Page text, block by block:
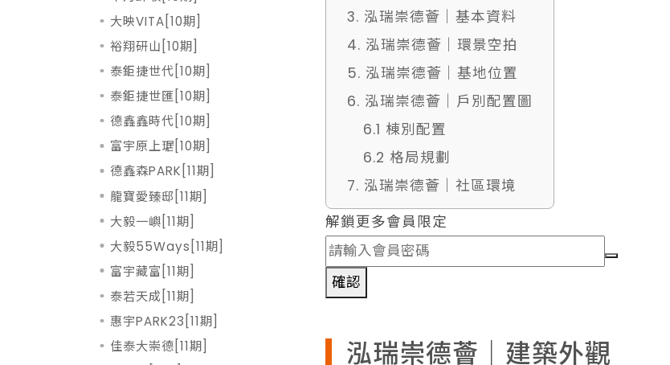
大映VITA[10期]
裕翔研山[10期]
泰鉅捷世代[10期]
泰鉅捷世匯[10期]
德鑫鑫時代[10期]
富宇原上琚[10期]
德鑫森PARK[11期]
龍寶愛臻邸[11期]
大毅一嶼[11期]
大毅55Ways[11期]
富宇藏富[11期]
泰若天成[11期]
惠宇PARK23[11期]
佳泰大崇德[11期]
3. 泓瑞崇德薈｜基本資料
4. 泓瑞崇德薈｜環景空拍
5. 泓瑞崇德薈｜基地位置
6. 泓瑞崇德薈｜戶別配置圖
6.1 棟別配置
6.2 格局規劃
7. 泓瑞崇德薈｜社區環境
解鎖更多會員限定
確認
泓瑞崇德薈｜建築外觀